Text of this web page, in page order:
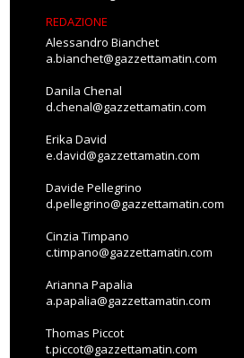
REDAZIONE
Alessandro Bianchet
a.bianchet@gazzettamatin.com
Danila Chenal
d.chenal@gazzettamatin.com
Erika David
e.david@gazzettamatin.com
Davide Pellegrino
d.pellegrino@gazzettamatin.com
Cinzia Timpano
c.timpano@gazzettamatin.com
Arianna Papalia
a.papalia@gazzettamatin.com
Thomas Piccot
t.piccot@gazzettamatin.com